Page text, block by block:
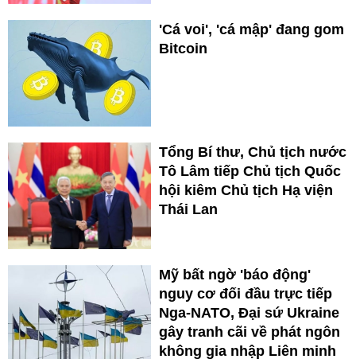
'Cá voi', 'cá mập' đang gom
Bitcoin
Tổng Bí thư, Chủ tịch nước
Tô Lâm tiếp Chủ tịch Quốc
hội kiêm Chủ tịch Hạ viện
Thái Lan
Mỹ bất ngờ 'báo động'
nguy cơ đối đầu trực tiếp
Nga-NATO, Đại sứ Ukraine
gây tranh cãi về phát ngôn
không gia nhập Liên minh